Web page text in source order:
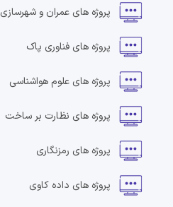
پروژه های عمران و شهرسازی
پروژه های فناوری پاک
پروژه های علوم هواشناسی
پروژه های نظارت بر ساخت
پروژه های رمزنگاری
پروژه های داده کاوی